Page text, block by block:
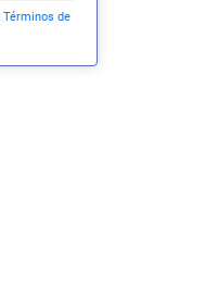
Términos de